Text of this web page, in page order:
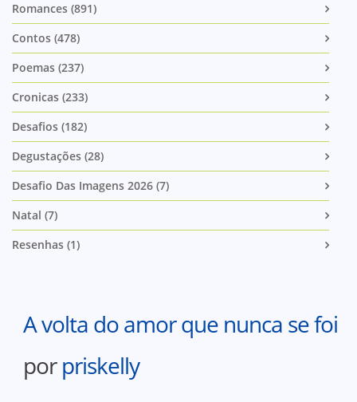
Romances (891)
Contos (478)
Poemas (237)
Cronicas (233)
Desafios (182)
Degustações (28)
Desafio Das Imagens 2026 (7)
Natal (7)
Resenhas (1)
A volta do amor que nunca se foi
porpriskelly